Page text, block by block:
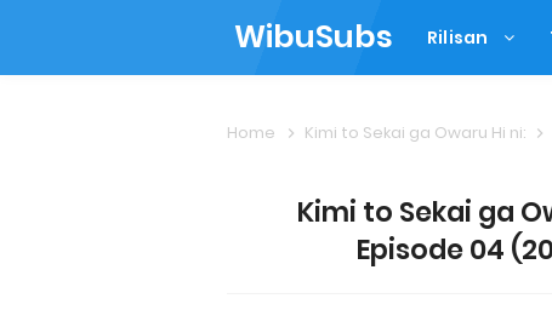
WibuSubs Rilisan
Home Kimi to Sekai ga Owaru Hi ni:
Kimi to Sekai ga
Episode 04